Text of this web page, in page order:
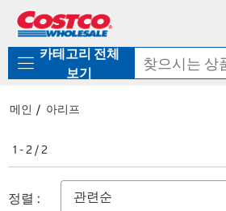
로
기
가
카테고리 전체
보기
메인 아리프
1 - 2 / 2
정렬 :